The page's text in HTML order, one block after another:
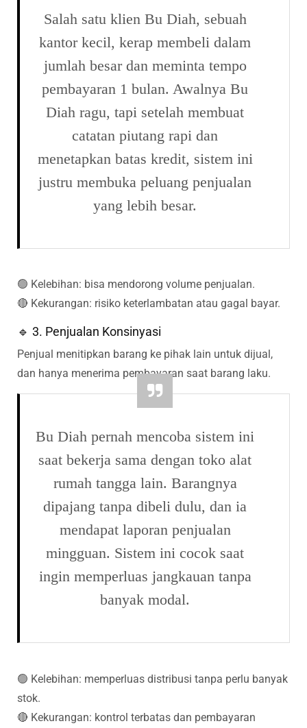
Salah satu klien Bu Diah, sebuah
kantor kecil, kerap membeli dalam
jumlah besar dan meminta tempo
pembayaran 1 bulan. Awalnya Bu
Diah ragu, tapi setelah membuat
catatan piutang rapi dan
menetapkan batas kredit, sistem ini
justru membuka peluang penjualan
yang lebih besar.
🟢 Kelebihan: bisa mendorong volume penjualan.
🔴 Kekurangan: risiko keterlambatan atau gagal bayar.
🔹 3. Penjualan Konsinyasi
Penjual menitipkan barang ke pihak lain untuk dijual,
dan hanya menerima pembayaran saat barang laku.
Bu Diah pernah mencoba sistem ini
saat bekerja sama dengan toko alat
rumah tangga lain. Barangnya
dipajang tanpa dibeli dulu, dan ia
mendapat laporan penjualan
mingguan. Sistem ini cocok saat
ingin memperluas jangkauan tanpa
banyak modal.
🟢 Kelebihan: memperluas distribusi tanpa perlu banyak
stok.
🔴 Kekurangan: kontrol terbatas dan pembayaran